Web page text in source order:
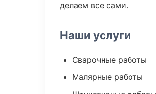
делаем все сами.
Наши услуги
Сварочные работы
Малярные работы